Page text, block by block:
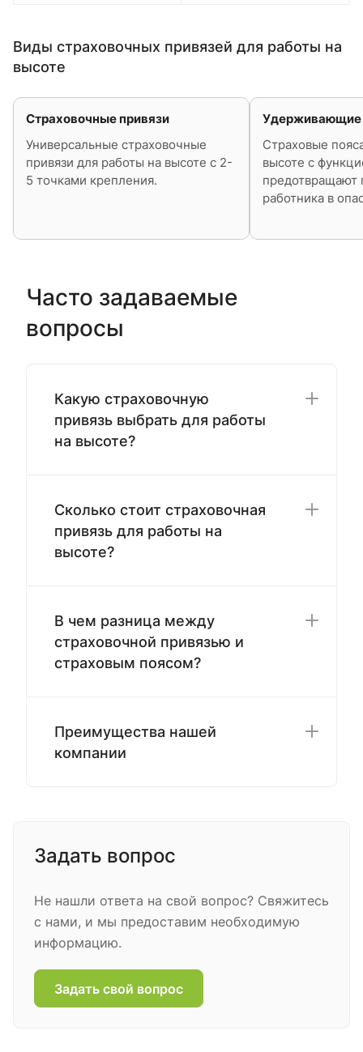
Виды страховочных привязей для работы на
высоте
Страховочные привязи
Универсальные страховочные
привязи для работы на высоте с 2-
5 точками крепления.
Удерживающие
Страховые
высоте с
предотвращают
работника в
Часто задаваемые
вопросы
Какую страховочную
привязь выбрать для работы
на высоте?
Сколько стоит страховочная
привязь для работы на
высоте?
В чем разница между
страховочной привязью и
страховым поясом?
Преимущества нашей
компании
Задать вопрос
Не нашли ответа на свой вопрос? Свяжитесь
с нами, и мы предоставим необходимую
информацию.
Задать свой вопрос